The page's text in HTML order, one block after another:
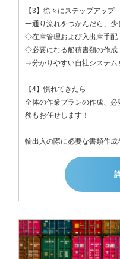
【3】徐々にステップアップ
一通り流れをつかんだら、少
◇在庫管理および入出庫手配
◇必要になる船積書類の作成
⇒分かりやすい自社システム
【4】慣れてきたら…
全体の作業プランの作成、
務もお任せします！
輸出入の際に必要な書類作成